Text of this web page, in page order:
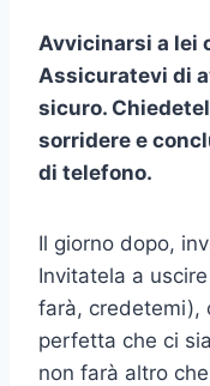
Avvicinarsi a lei
Assicuratevi di
sicuro.
sorridere e
di telefono.
Il giorno dopo,
Invitatela a
farà, credetemi),
perfetta che ci
non farà altro